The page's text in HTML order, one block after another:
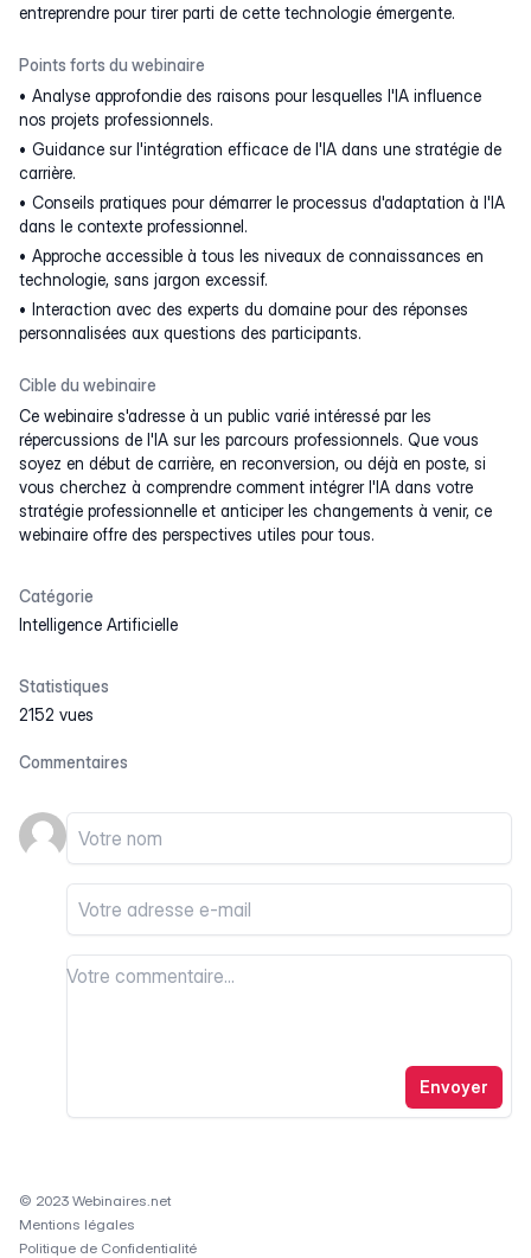
entreprendre pour tirer parti de cette technologie émergente.
Points forts du webinaire
Analyse approfondie des raisons pour lesquelles l'IA influence
nos projets professionnels.
Guidance sur l'intégration efficace de l'IA dans une stratégie de
carrière.
Conseils pratiques pour démarrer le processus d'adaptation à l'IA
dans le contexte professionnel.
Approche accessible à tous les niveaux de connaissances en
technologie, sans jargon excessif.
Interaction avec des experts du domaine pour des réponses
personnalisées aux questions des participants.
Cible du webinaire
Ce webinaire s'adresse à un public varié intéressé par les
répercussions de l'IA sur les parcours professionnels. Que vous
soyez en début de carrière, en reconversion, ou déjà en poste, si
vous cherchez à comprendre comment intégrer l'IA dans votre
stratégie professionnelle et anticiper les changements à venir, ce
webinaire offre des perspectives utiles pour tous.
Catégorie
Intelligence Artificielle
Statistiques
2152 vues
Commentaires
Votre nom
Votre email
Votre commentaire
Votre commentaire
Envoyer
© 2023 Webinaires.net
Mentions légales
Politique de Confidentialité